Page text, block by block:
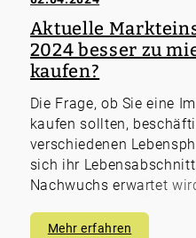
Aktuelle
2024 besser zu
kaufen?
Die Frage, ob Sie eine
kaufen sollten,
verschiedenen
sich ihr
Nachwuchs erwartet
bevorsteht. Die
Mehr erfahren